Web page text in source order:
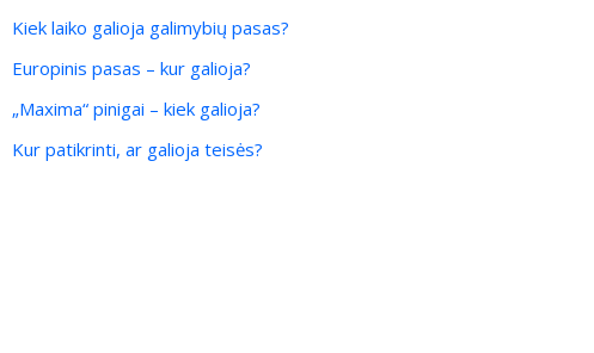
Kiek laiko galioja galimybių pasas?
Europinis pasas – kur galioja?
„Maxima“ pinigai – kiek galioja?
Kur patikrinti, ar galioja teisės?